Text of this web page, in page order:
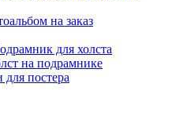
на заказ
для холста
на подрамнике
для постера